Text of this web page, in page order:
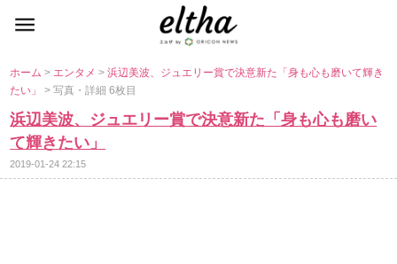
ホーム> エンタメ>浜辺美波、ジュエリー賞で決意新た「身も心も磨いて輝き
たい」> 写真・詳細 6枚目
浜辺美波、ジュエリー賞で決意新た「身も心も磨い
て輝きたい」
2019-01-24 22:15